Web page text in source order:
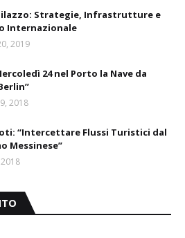
Strategie, Infrastrutture e
Internazionale
2019
24 nel Porto la Nave da
2018
“Intercettare Flussi Turistici dal
Messinese”